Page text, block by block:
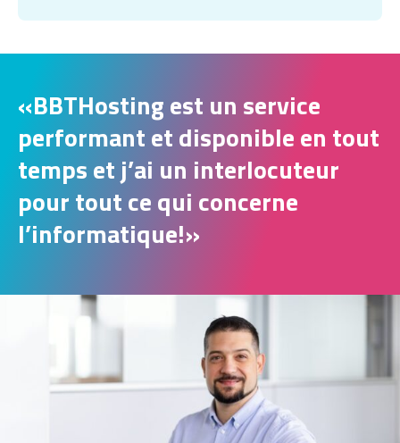
«BBTHosting est un service
performant et disponible en tout
temps et j’ai un interlocuteur
pour tout ce qui concerne
l’informatique!»